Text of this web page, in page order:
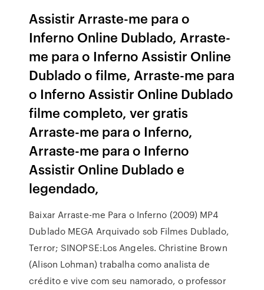
Assistir Arraste-me para o
Inferno Online Dublado, Arraste-
me para o Inferno Assistir Online
Dublado o filme, Arraste-me para
o Inferno Assistir Online Dublado
filme completo, ver gratis
Arraste-me para o Inferno,
Arraste-me para o Inferno
Assistir Online Dublado e
legendado,
Baixar Arraste-me Para o Inferno (2009) MP4
Dublado MEGA Arquivado sob Filmes Dublado,
Terror; SINOPSE:Los Angeles. Christine Brown
(Alison Lohman) trabalha como analista de
crédito e vive com seu namorado, o professor